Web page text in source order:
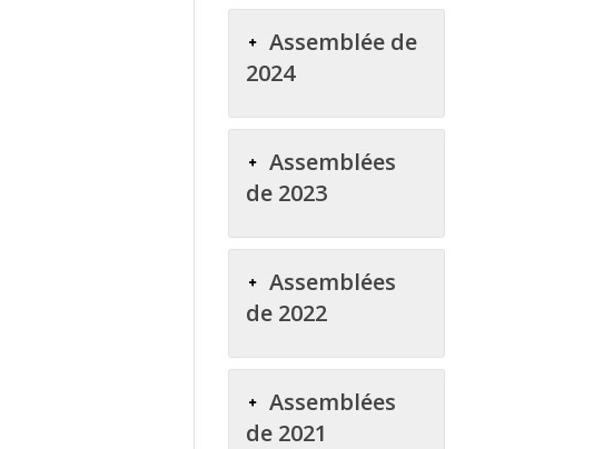
Assemblée de
2024
Assemblées
de 2023
Assemblées
de 2022
Assemblées
de 2021